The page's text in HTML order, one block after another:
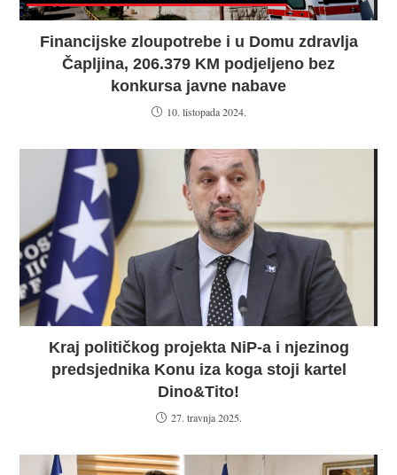
Financijske zloupotrebe i u Domu zdravlja
Čapljina, 206.379 KM podjeljeno bez
konkursa javne nabave
10. listopada 2024.
Kraj političkog projekta NiP-a i njezinog
predsjednika Konu iza koga stoji kartel
Dino&Tito!
27. travnja 2025.